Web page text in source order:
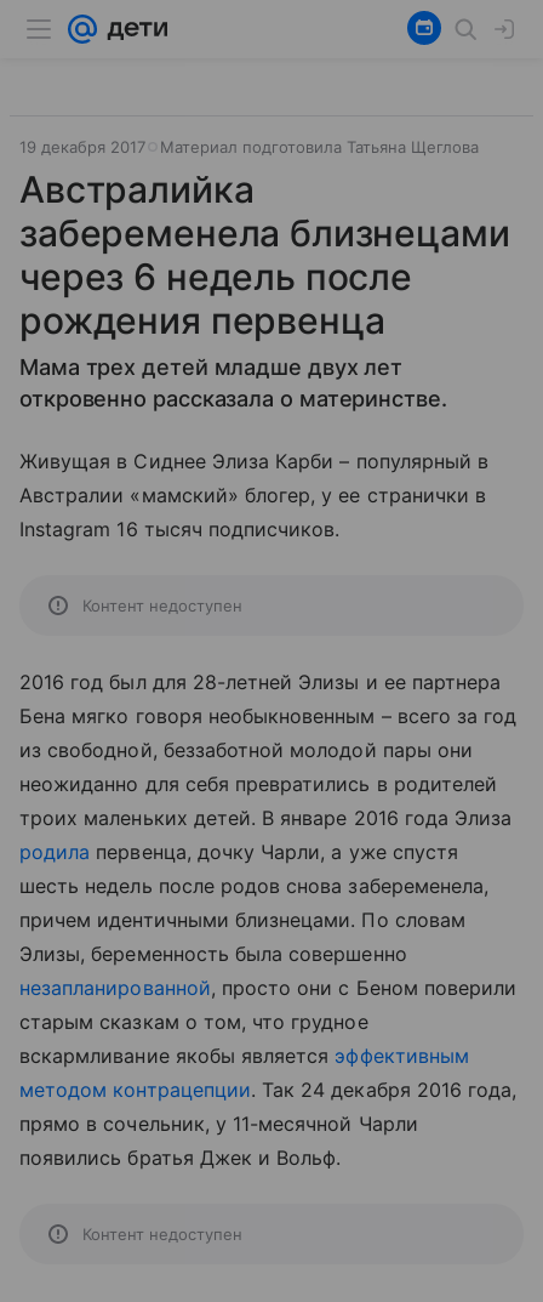
19 декабря 2017 Материал подготовила Татьяна Щеглова
Австралийка
забеременела близнецами
через 6 недель после
рождения первенца
Мама трех детей младше двух лет
откровенно рассказала о материнстве.
Живущая в Сиднее Элиза Карби– популярный в
Австралии «мамский» блогер, у ее странички в
Instagram 16 тысяч подписчиков.
Контент недоступен
2016 год был для 28-летней Элизы и ее партнера
Бена мягко говоря необыкновенным – всего за год
из свободной, беззаботной молодой пары они
неожиданно для себя превратились в родителей
троих маленьких детей. В январе 2016 года Элиза
родила первенца, дочку Чарли, а уже спустя
шесть недель после родов снова забеременела,
причем идентичными близнецами. По словам
Элизы, беременность была совершенно
незапланированной, просто они с Беном поверили
старым сказкам о том, что грудное
вскармливание якобы является эффективным
методом контрацепции. Так 24 декабря 2016 года,
прямо в сочельник, у 11-месячной Чарли
появились братья Джек и Вольф.
Контент недоступен